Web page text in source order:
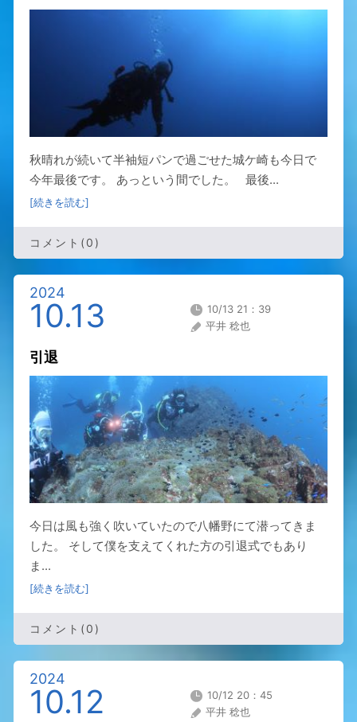
秋晴れが続いて半袖短パンで過ごせた城ケ崎も今日で
今年最後です。 あっという間でした。 最後...
[続きを読む]
コメント(0)
2024
10.13
10/13 21：39
平井 稔也
引退
今日は風も強く吹いていたので八幡野にて潜ってきま
した。 そして僕を支えてくれた方の引退式でもあり
ま...
[続きを読む]
コメント(0)
2024
10.12
10/12 20：45
平井 稔也